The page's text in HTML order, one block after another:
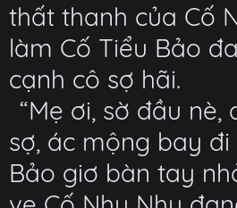
thất thanh của Cố
làm Cố Tiểu Bảo
cạnh cô sợ hãi.
“Mẹ ơi, sờ đầu nè,
sợ, ác mộng bay đi
Bảo giơ bàn tay